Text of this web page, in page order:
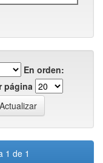
En orden:
página
1 de 1